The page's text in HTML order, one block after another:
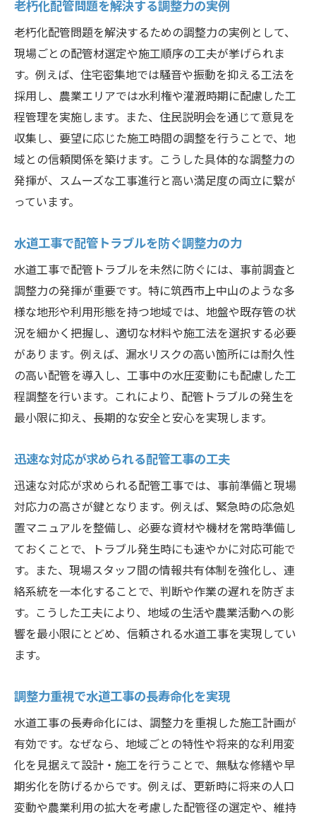
老朽化配管問題を解決する調整力の実例
老朽化配管問題を解決するための調整力の実例として、
現場ごとの配管材選定や施工順序の工夫が挙げられま
す。例えば、住宅密集地では騒音や振動を抑える工法を
採用し、農業エリアでは水利権や灌漑時期に配慮した工
程管理を実施します。また、住民説明会を通じて意見を
収集し、要望に応じた施工時間の調整を行うことで、地
域との信頼関係を築けます。こうした具体的な調整力の
発揮が、スムーズな工事進行と高い満足度の両立に繋が
っています。
水道工事で配管トラブルを防ぐ調整力の力
水道工事で配管トラブルを未然に防ぐには、事前調査と
調整力の発揮が重要です。特に筑西市上中山のような多
様な地形や利用形態を持つ地域では、地盤や既存管の状
況を細かく把握し、適切な材料や施工法を選択する必要
があります。例えば、漏水リスクの高い箇所には耐久性
の高い配管を導入し、工事中の水圧変動にも配慮した工
程調整を行います。これにより、配管トラブルの発生を
最小限に抑え、長期的な安全と安心を実現します。
迅速な対応が求められる配管工事の工夫
迅速な対応が求められる配管工事では、事前準備と現場
対応力の高さが鍵となります。例えば、緊急時の応急処
置マニュアルを整備し、必要な資材や機材を常時準備し
ておくことで、トラブル発生時にも速やかに対応可能で
す。また、現場スタッフ間の情報共有体制を強化し、連
絡系統を一本化することで、判断や作業の遅れを防ぎま
す。こうした工夫により、地域の生活や農業活動への影
響を最小限にとどめ、信頼される水道工事を実現してい
ます。
調整力重視で水道工事の長寿命化を実現
水道工事の長寿命化には、調整力を重視した施工計画が
有効です。なぜなら、地域ごとの特性や将来的な利用変
化を見据えて設計・施工を行うことで、無駄な修繕や早
期劣化を防げるからです。例えば、更新時に将来の人口
変動や農業利用の拡大を考慮した配管径の選定や、維持